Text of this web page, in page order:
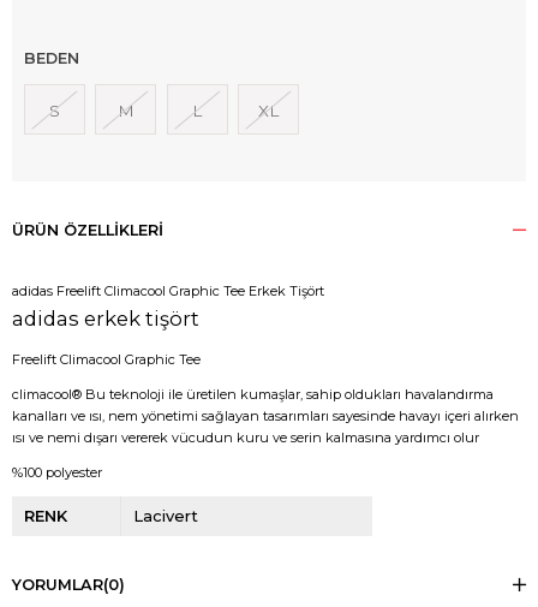
BEDEN
S M L XL
ÜRÜN ÖZELLIKLERI
adidas Freelift Climacool Graphic Tee Erkek Tişört
adidas erkek tişört
Freelift Climacool Graphic Tee
climacool® Bu teknoloji ile üretilen kumaşlar, sahip oldukları havalandırma
kanalları ve ısı, nem yönetimi sağlayan tasarımları sayesinde havayı içeri alırken
ısı ve nemi dışarı vererek vücudun kuru ve serin kalmasına yardımcı olur
%100 polyester
RENK Lacivert
YORUMLAR(0)